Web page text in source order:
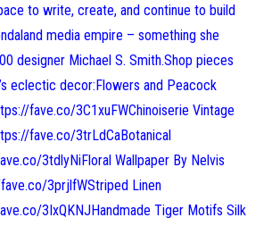
to write, create, and continue to build
media empire – something she
designer Michael S. Smith.Shop pieces
eclectic decor:Flowers and Peacock
fave.co/3C1xuFWChinoiserie Vintage
fave.co/3trLdCaBotanical
3tdlyNiFloral Wallpaper By Nelvis
3prjlfWStriped Linen
3IxQKNJHandmade Tiger Motifs Silk